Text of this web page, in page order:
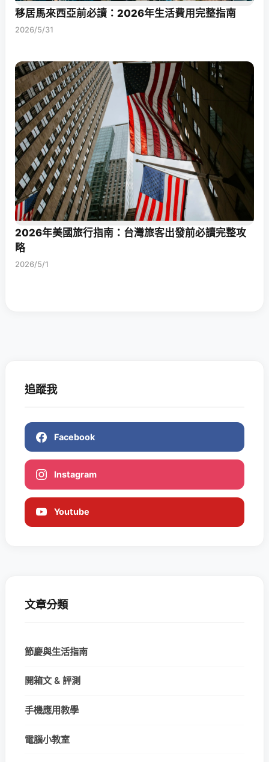
移居馬來西亞前必讀：2026年生活費用完整指南
2026/5/31
2026年美國旅行指南：台灣旅客出發前必讀完整攻
略
2026/5/1
追蹤我
Facebook
Instagram
Youtube
文章分類
節慶與生活指南
開箱文 & 評測
手機應用教學
電腦小教室